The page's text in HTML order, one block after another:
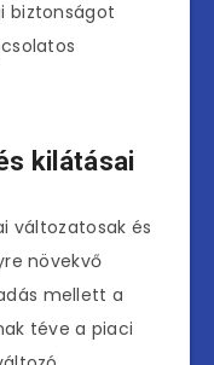
biztonságot
kilátásai
változatosak és
növekvő
mellett a
téve a piaci